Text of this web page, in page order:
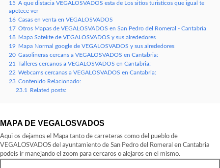
15 A que distacia VEGALOSVADOS esta de Los sitios turisticos que igual te
apetece ver
16 Casas en venta en VEGALOSVADOS
17 Otros Mapas de VEGALOSVADOS en San Pedro del Romeral - Cantabria
18
Mapa Satelite de VEGALOSVADOS y sus alrededores
19
Mapa Normal google de VEGALOSVADOS y sus alrededores
20 Gasolineras cercans a VEGALOSVADOS en Cantabria:
21
Talleres cercanos a VEGALOSVADOS en Cantabria:
22 Webcams cercanas a VEGALOSVADOS en Cantabria:
23 Contenido Relacionado:
23.1
Related posts:
MAPA DE VEGALOSVADOS
Aqui os dejamos el Mapa tanto de carreteras como del pueblo de
VEGALOSVADOS del ayuntamiento de San Pedro del Romeral en Cantabria
podeis ir manejando el zoom para cercaros o alejaros en el mismo.